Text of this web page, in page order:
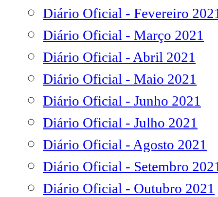
Diário Oficial - Fevereiro
Diário Oficial - Março 2021
Diário Oficial - Abril 2021
Diário Oficial - Maio 2021
Diário Oficial - Junho 2021
Diário Oficial - Julho 2021
Diário Oficial - Agosto 2021
Diário Oficial - Setembro
Diário Oficial - Outubro 2021